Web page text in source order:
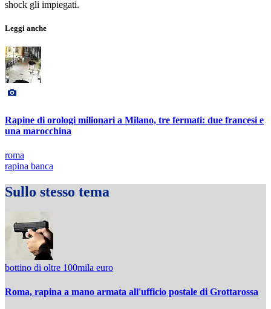
shock gli impiegati.
Leggi anche
Rapine di orologi milionari a Milano, tre fermati: due francesi e
una marocchina
roma
rapina banca
Sullo stesso tema
bottino di oltre 100mila euro
Roma, rapina a mano armata all'ufficio postale di Grottarossa